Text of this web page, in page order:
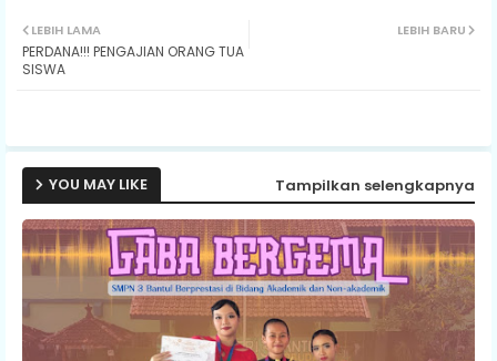
ter
p
LEBIH BARU
LEBIH LAMA
PERDANA!!! PENGAJIAN ORANG TUA
SISWA
YOU MAY LIKE Tampilkan selengkapnya